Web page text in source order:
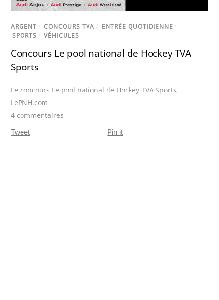
ARGENT / CONCOURS TVA / ENTRÉE QUOTIDIENNE /
SPORTS / VÉHICULES
Concours Le pool national de Hockey TVA
Sports
Le concours Le pool national de Hockey TVA Sports,
LePNH.com
4 commentaires
Tweet Pin it